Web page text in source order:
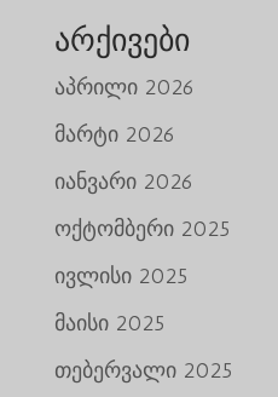
არქივები
აპრილი 2026
მარტი 2026
იანვარი 2026
ოქტომბერი 2025
ივლისი 2025
მაისი 2025
თებერვალი 2025